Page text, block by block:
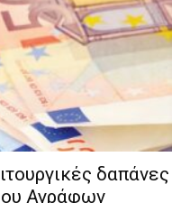
δαπάνες
Αγράφων